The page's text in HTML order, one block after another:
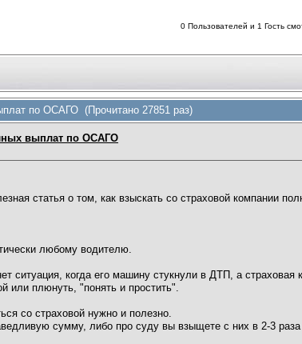
0 Пользователей и 1 Гость
по ОСАГО (Прочитано 27851 раз)
выплат по ОСАГО
статья о том, как взыскать со страховой компании
любому водителю.
ситуация, когда его машину стукнули в ДТП, а
или плюнуть, "понять и простить".
со страховой нужно и полезно.
сумму, либо про суду вы взыщете с них в 2-3